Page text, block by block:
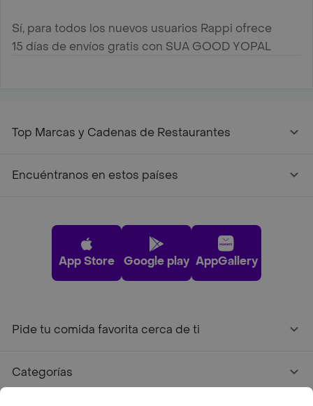
Sí, para todos los nuevos usuarios Rappi ofrece
15 días de envíos gratis con SUA GOOD YOPAL
Top Marcas y Cadenas de Restaurantes
Encuéntranos en estos países
App Store Google play AppGallery
Pide tu comida favorita cerca de ti
Categorías